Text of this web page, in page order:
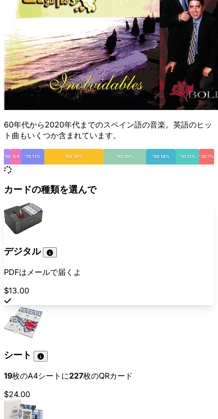
60年代から2020年代までのスペイン語の音楽。英語のヒッ
ト曲もいくつか含まれています。
'50 '60 '70 11% '80 28% '90 20% '00 14% '10 11% '20 7%
カードの種類を選んで
デジタル
PDFはメールで届くよ
$13.00
シート
19枚のA4シートに227枚のQRカード
$24.00